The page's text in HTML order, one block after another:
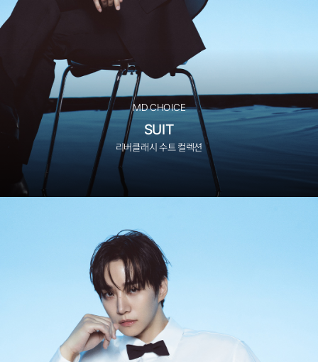
MD CHOICE
SUIT
리버클래시 수트 컬렉션